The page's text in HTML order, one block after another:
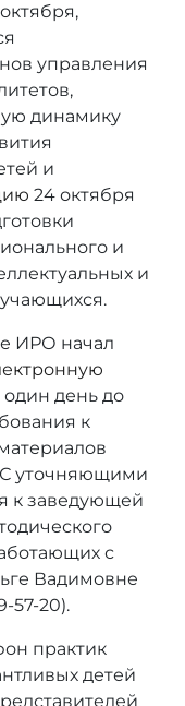
октября,
управления
динамику
и
24 октября
и
и
ИРО начал
день до
к
С уточняющими
к заведующей
с
Вадимовне
57-20).
практик
детей